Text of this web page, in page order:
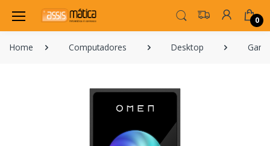
0
Home Computadores Desktop